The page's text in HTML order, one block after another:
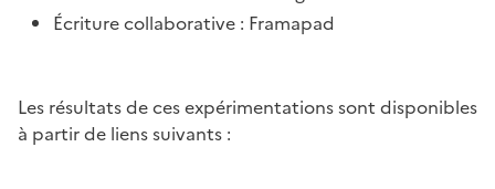
Écriture collaborative : Framapad
Les résultats de ces expérimentations sont disponibles
à partir de liens suivants :